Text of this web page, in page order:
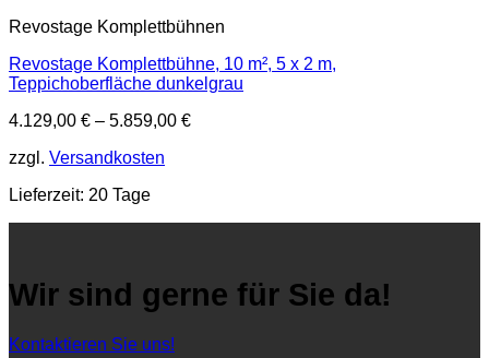
Revostage Komplettbühnen
Revostage Komplettbühne, 10 m², 5 x 2 m,
Teppichoberfläche dunkelgrau
4.129,00 € – 5.859,00 €
zzgl. Versandkosten
Lieferzeit: 20 Tage
Wir sind gerne für Sie da!
Kontaktieren Sie uns!